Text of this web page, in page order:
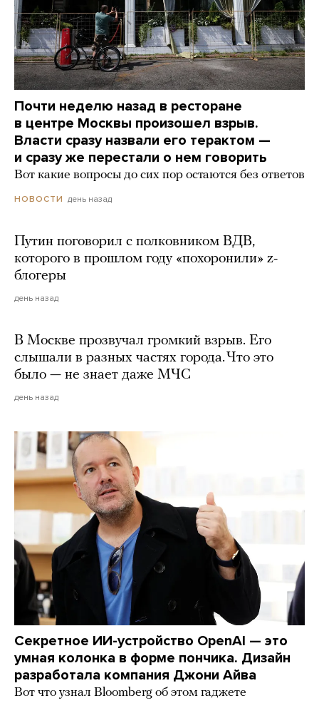
Почти неделю назад в ресторане
в центре Москвы произошел взрыв.
Власти сразу назвали его терактом —
и сразу же перестали о нем говорить
Вот какие вопросы до сих пор остаются без ответов
НОВОСТИ день назад
Путин поговорил с полковником ВДВ,
которого в прошлом году «похоронили» z-
блогеры
день назад
В Москве прозвучал громкий взрыв. Его
слышали в разных частях города. Что это
было — не знает даже МЧС
день назад
Секретное ИИ-устройство OpenAI — это
умная колонка в форме пончика. Дизайн
разработала компания Джони Айва
Вот что узнал Bloomberg об этом гаджете